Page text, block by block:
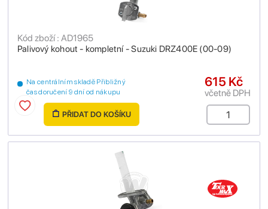
Palivový kohout - kompletní - Suzuki DRZ400E (00-09)
Kód zboží : AD1965
Na centrálním skladě Přibližný
čas doručení 9 dní od nákupu
615 Kč
včetně DPH
PŘIDAT DO KOŠÍKU